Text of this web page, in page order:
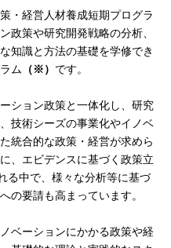
・経営人材養成短期プログラ
政策や研究開発戦略の分析、
知識と方法の基礎を学修でき
ム （ ※ ） です。
ション政策と一体化し、研究
技術シーズの事業化やイノベ
統合的な政策・経営が求めら
、エビデンスに基づく政策立
る中で、様々な分析等に基づ
の要請も高まっています。
ベーションにかかる政策や経